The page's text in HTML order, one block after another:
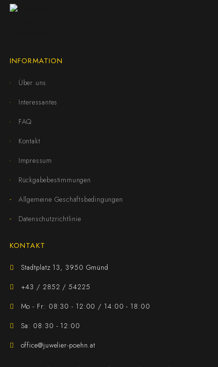
INFORMATION
Über uns
Interessantes
FAQ
Kontakt
Impressum
Rückgabebestimmungen
Allgemeine Geschäftsbedingungen
Datenschutzrichtlinie
KONTAKT
Stadtplatz 13, 3950 Gmünd
+43 / 2852 / 54225
Mo - Fr: 08:30 - 12:00 / 14:00 - 18:00
Sa: 08:30 - 12:00
office@juwelier-poehn.at